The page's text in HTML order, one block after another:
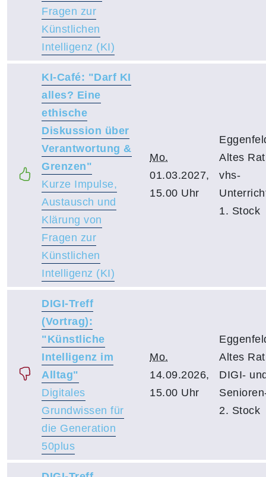
Fragen zur
Künstlichen
Intelligenz (KI)
KI-Café: "Darf KI
alles? Eine
ethische
Diskussion über
Verantwortung &
Grenzen"
Kurze Impulse,
Austausch und
Klärung von
Fragen zur
Künstlichen
Intelligenz (KI)
Mo.
01.03.2027,
15.00 Uhr
Altes
vhs-
1. Stock
DIGI-Treff
(Vortrag):
"Künstliche
Intelligenz im
Alltag"
Digitales
Grundwissen für
die Generation
50plus
Mo.
14.09.2026,
15.00 Uhr
Altes
DIGI-
2. Stock